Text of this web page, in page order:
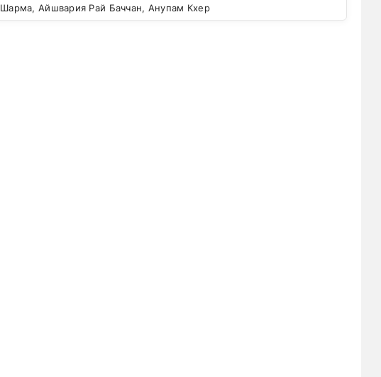
Шарма, Айшвария Рай Баччан, Анупам Кхер